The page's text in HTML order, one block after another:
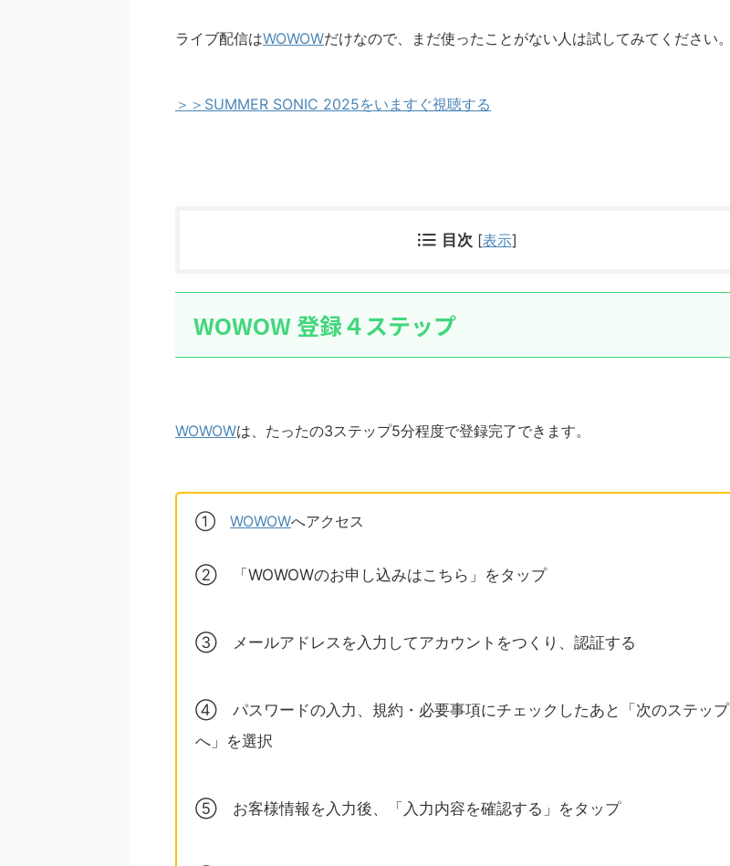
ライブ配信はWOWOWだけなので、まだ使ったことがない人は試してみてください。
＞＞SUMMER SONIC 2025をいますぐ視聴する
目次 [表示]
WOWOW 登録４ステップ
WOWOWは、たったの3ステップ5分程度で登録完了できます。
① WOWOWへアクセス
② 「WOWOWのお申し込みはこちら」をタップ
③ メールアドレスを入力してアカウントをつくり、認証する
④ パスワードの入力、規約・必要事項にチェックしたあと「次のステップ
へ」を選択
⑤ お客様情報を入力後、「入力内容を確認する」をタップ